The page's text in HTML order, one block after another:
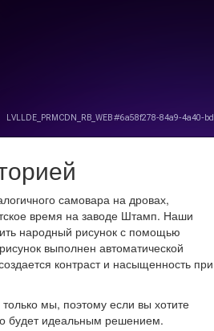
самовара на дровах,
время на заводе Штамп. Наши
народный рисунок с помощью
выполнен автоматической
контраст и насыщенность при
мы, поэтому если вы хотите
будет идеальным решением.